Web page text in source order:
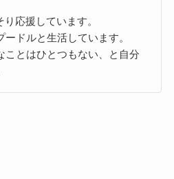
応援しています。
ドルと生活しています。
ことはひとつもない、と自分